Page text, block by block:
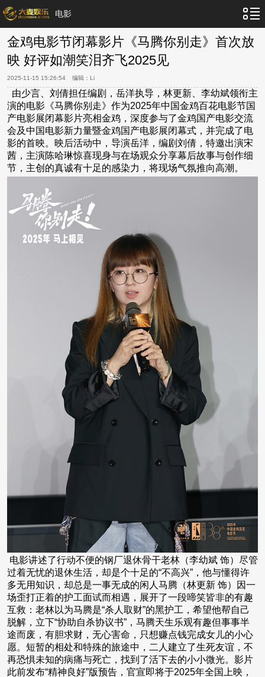
电影
金鸡电影节闭幕影片《马腾你别走》首次放
映 好评如潮笑泪齐飞2025见
2025-11-15 15:26:54 编辑： Li
由少言、刘倩担任编剧，岳洋执导，林更新、李幼斌领衔主
演的电影《马腾你别走》作为2025年中国金鸡百花电影节国
产电影展闭幕影片亮相金鸡，深度参与了金鸡国产电影交流
会及中国电影新力量暨金鸡国产电影展闭幕式，并完成了电
影的首映。映后活动中，导演岳洋，编剧刘倩，特邀出演宋
茜，主演陈哈琳惊喜现身与在场观众分享幕后故事与创作细
节，主创的真诚有十足的感染力，将现场气氛推向高潮。
电影讲述了行动不便的钢厂退休骨干老林（李幼斌 饰）尽管
过着无忧的退休生活，却是个十足的“不高兴”，他与懂得许
多无用知识，却总是一事无成的闲人马腾（林更新 饰）因一
场歪打正着的护工面试而相遇，展开了一段啼笑皆非的有趣
互救：老林以为马腾是“杀人取财”的黑护工，希望他帮自己
脱解，立下“协助自杀协议书”，马腾天生乐观有趣但事事半
途而废，有胆求财，无心害命，只想赚点钱完成女儿的小心
愿。短暂的相处和特殊的旅途中，二人建立了生死友谊，不
再恐惧未知的病痛与死亡，找到了活下去的小小微光。影片
此前发布“精神良好”版预告，官宣即将于2025年全国上映，